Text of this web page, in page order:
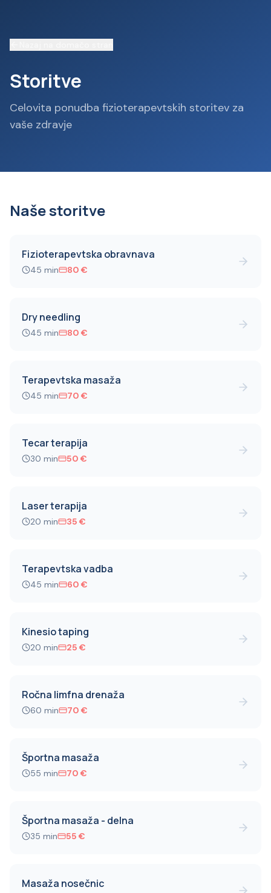
Storitve
Celovita ponudba fizioterapevtskih storitev za
vaše zdravje
Naše storitve
Fizioterapevtska obravnava
45 min 80 €
Dry needling
45 min 80 €
Terapevtska masaža
45 min 70 €
Tecar terapija
30 min 50 €
Laser terapija
20 min 35 €
Terapevtska vadba
45 min 60 €
Kinesio taping
20 min 25 €
Ročna limfna drenaža
60 min 70 €
Športna masaža
55 min 70 €
Športna masaža - delna
35 min 55 €
Masaža nosečnic